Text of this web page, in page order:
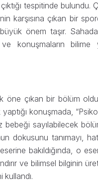
tespitinde
karşısına çıkan bir
önem taşır.
konuşmaların
öne çıkan bir bölüm
konuşmada,
sayılabilecek
dokusunu tanımayı,
bakıldığında, o
ve bilimsel bilginin